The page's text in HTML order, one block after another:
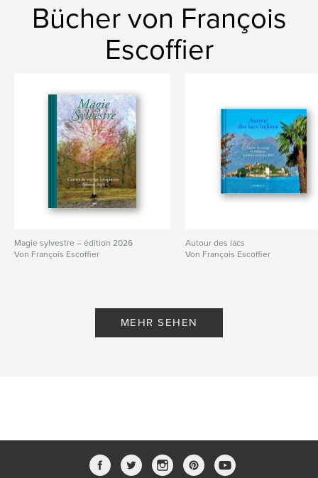
Bücher von François
Escoffier
Magie sylvestre – édition 2026
Von François Escoffier
Autour des lacs
Von François Escoffier
MEHR SEHEN